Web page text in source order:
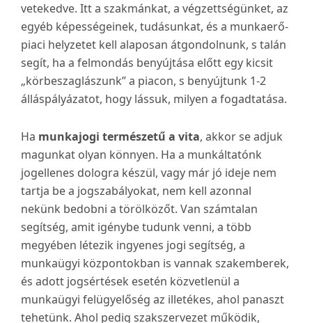
vetekedve. Itt a szakmánkat, a végzettségünket, az
egyéb képességeinek, tudásunkat, és a munkaerő-
piaci helyzetet kell alaposan átgondolnunk, s talán
segít, ha a felmondás benyújtása előtt egy kicsit
„körbeszaglászunk” a piacon, s benyújtunk 1-2
álláspályázatot, hogy lássuk, milyen a fogadtatása.
Ha munkajogi természetű a vita, akkor se adjuk
magunkat olyan könnyen. Ha a munkáltatónk
jogellenes dologra készül, vagy már jó ideje nem
tartja be a jogszabályokat, nem kell azonnal
nekünk bedobni a törölközőt. Van számtalan
segítség, amit igénybe tudunk venni, a több
megyében létezik ingyenes jogi segítség, a
munkaügyi központokban is vannak szakemberek,
és adott jogsértések esetén közvetlenül a
munkaügyi felügyelőség az illetékes, ahol panaszt
tehetünk. Ahol pedig szakszervezet működik,